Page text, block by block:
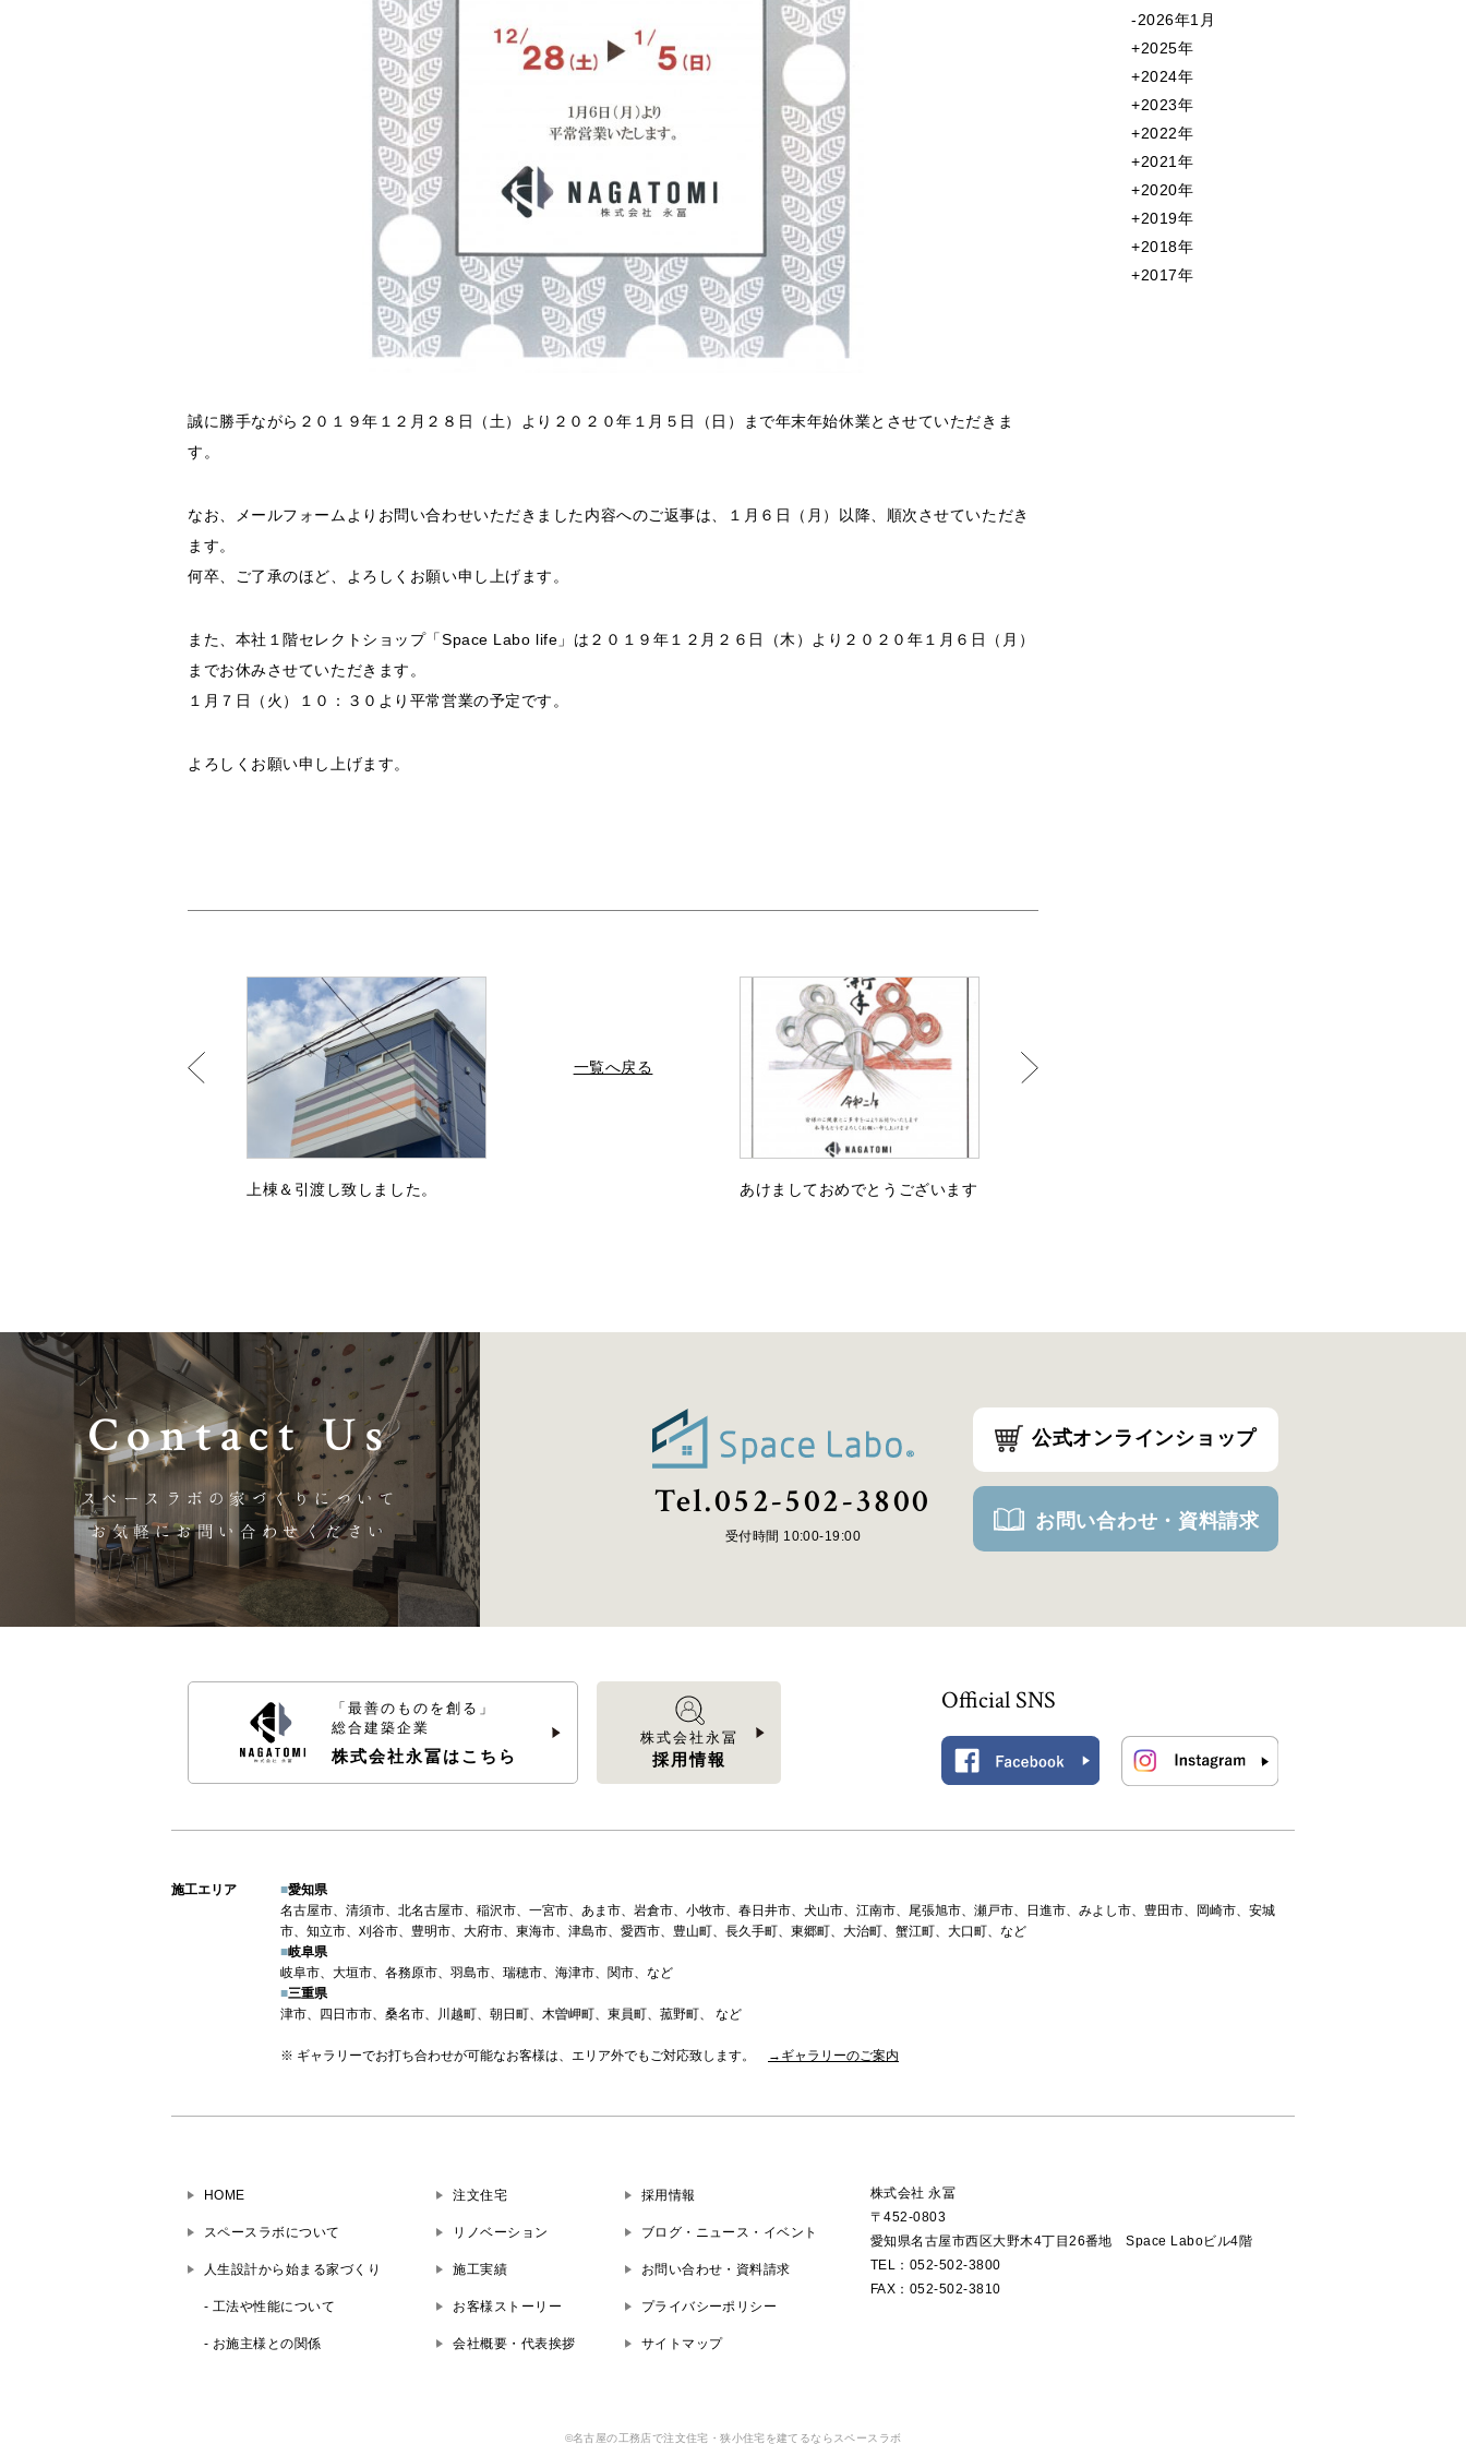
誠に勝手ながら２０１９年１２月２８日（土）より２０２０年１月５日（日）まで年末年始休業とさせていただきま
す。
なお、メールフォームよりお問い合わせいただきました内容へのご返事は、１月６日（月）以降、順次させていただき
ます。
何卒、ご了承のほど、よろしくお願い申し上げます。
また、本社１階セレクトショップ「Space Labo life」は２０１９年１２月２６日（木）より２０２０年１月６日（月）
までお休みさせていただきます。
１月７日（火）１０：３０より平常営業の予定です。
よろしくお願い申し上げます。
上棟＆引渡し致しました。 あけましておめでとうございます
一覧へ戻る
2026年1月
2025年
2024年
2023年
2022年
2021年
2020年
2019年
2018年
2017年
Contact Us
スペースラボの家づくりについて
お気軽にお問い合わせください
Tel.052-502-3800
受付時間 10:00-19:00
公式オンラインショップ
お問い合わせ・資料請求
「最善のものを創る」
総合建築企業
株式会社永冨はこちら
株式会社永冨
採用情報
Official SNS
施工エリア ■愛知県
名古屋市、清須市、北名古屋市、稲沢市、一宮市、あま市、岩倉市、小牧市、春日井市、犬山市、江南市、尾張旭市、瀬戸市、日進市、みよし市、豊田市、岡崎市、安城
市、知立市、刈谷市、豊明市、大府市、東海市、津島市、愛西市、豊山町、長久手町、東郷町、大治町、蟹江町、大口町、など
■岐阜県
岐阜市、大垣市、各務原市、羽島市、瑞穂市、海津市、関市、など
■三重県
津市、四日市市、桑名市、川越町、朝日町、木曽岬町、東員町、菰野町、 など
※ ギャラリーでお打ち合わせが可能なお客様は、エリア外でもご対応致します。 →ギャラリーのご案内
HOME
スペースラボについて
人生設計から始まる家づくり
- 工法や性能について
- お施主様との関係
注文住宅
リノベーション
施工実績
お客様ストーリー
会社概要・代表挨拶
採用情報
ブログ・ニュース・イベント
お問い合わせ・資料請求
プライバシーポリシー
サイトマップ
株式会社 永冨
〒452-0803
愛知県名古屋市西区大野木4丁目26番地 Space Laboビル4階
TEL：052-502-3800
FAX：052-502-3810
©名古屋の工務店で注文住宅・狭小住宅を建てるならスペースラボ